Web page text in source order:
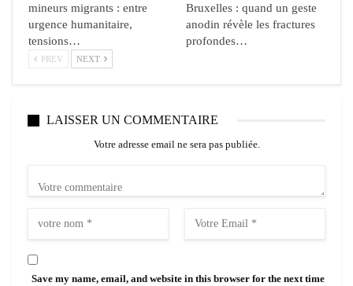
mineurs migrants : entre
urgence humanitaire,
tensions…
Bruxelles : quand un geste
anodin révèle les fractures
profondes…
PREV NEXT
LAISSER UN COMMENTAIRE
Votre adresse email ne sera pas publiée.
Save my name, email, and website in this browser for the next time